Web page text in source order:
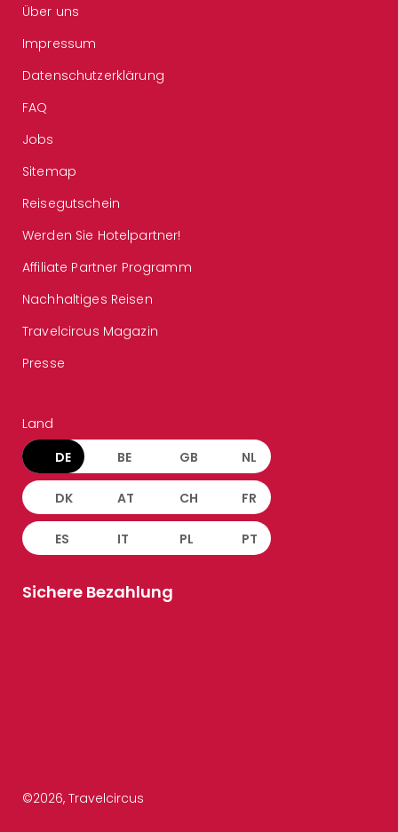
Über uns
Impressum
Datenschutzerklärung
FAQ
Jobs
Sitemap
Reisegutschein
Werden Sie Hotelpartner!
Affiliate Partner Programm
Nachhaltiges Reisen
Travelcircus Magazin
Presse
Land
DE BE GB NL
DK AT CH FR
ES IT PL PT
Sichere Bezahlung
©2026, Travelcircus